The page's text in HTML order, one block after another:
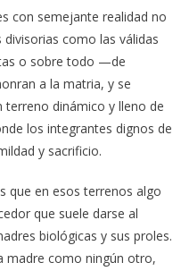
con semejante realidad no
como las válidas
o sobre todo —de
a la matria, y se
terreno dinámico y lleno de
los integrantes dignos de
y sacrificio.
que en esos terrenos algo
que suele darse al
biológicas y sus proles.
madre como ningún otro,